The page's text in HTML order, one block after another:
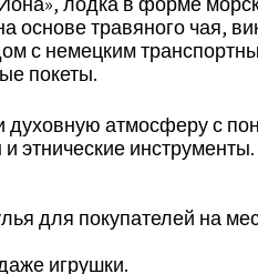
основе травяного чая,
с немецким
покеты.
атмосферу с
этнические инструменты.
для покупателей на
игрушки.